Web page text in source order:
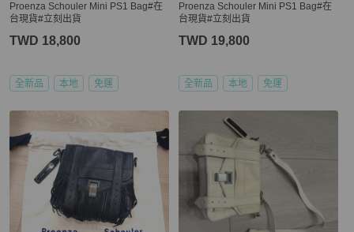
Proenza Schouler Mini PS1 Bag#在
台現貨#立刻出貨
TWD 18,800
全新品 本地 免運
Proenza Schouler Mini PS1 Bag#在
台現貨#立刻出貨
TWD 19,800
全新品 本地 免運